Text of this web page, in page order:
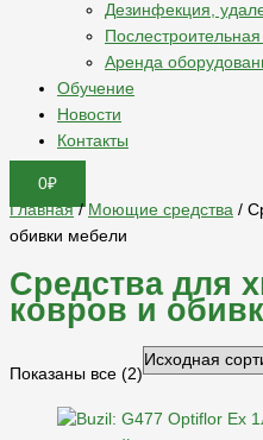
Дезинфекция,
Аренда
Обучение
Новости
Контакты
0₽
Главная/ Моющие средства /
обивки мебели
Средства для
ковров и
Показаны все (2)